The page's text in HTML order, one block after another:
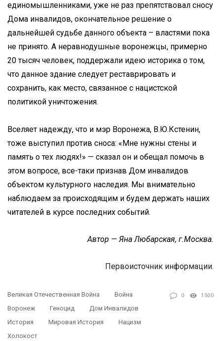
единомышленниками, уже не раз препятствовал сносу
Дома инвалидов, окончательное решение о
дальнейшей судьбе данного объекта – властями пока
не принято. А неравнодушные воронежцы, примерно
20 тысяч человек, поддержали идею историка о том,
что данное здание следует реставрировать и
сохранить, как место, связанное с нацистской
политикой уничтожения.
Вселяет надежду, что и мэр Воронежа, В.Ю.Кстенин,
тоже выступил против сноса: «Мне нужны стены и
память о тех людях!» — сказал он и обещал помочь в
этом вопросе, все-таки признав Дом инвалидов
объектом культурного наследия. Мы внимательно
наблюдаем за происходящим и будем держать наших
читателей в курсе последних событий.
Автор — Яна Любарская, г.Москва.
Первоисточник информации.
Великая Отечественная Война
Война
Воронеж
Геноцид
Дом Инвалидов
История
Мировая История
Нацизм
Холокост
0 1500